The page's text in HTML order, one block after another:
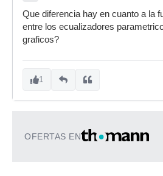
Que diferencia hay en cuanto a la
entre los ecualizadores
graficos?
1
OFERTAS EN